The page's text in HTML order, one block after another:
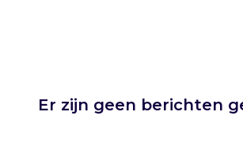
Er zijn geen berichten